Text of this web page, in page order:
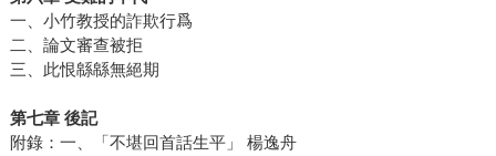
一、小竹教授的詐欺行爲
二、論文審查被拒
三、此恨緜緜無絕期
第七章 後記
附錄：一、「不堪回首話生平」 楊逸舟